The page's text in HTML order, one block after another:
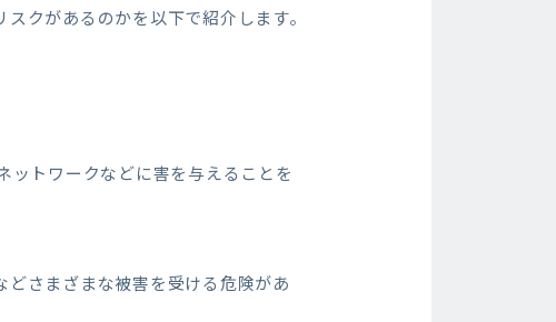
クがあるのかを以下で紹介します。
ットワークなどに害を与えることを
さまざまな被害を受ける危険があ